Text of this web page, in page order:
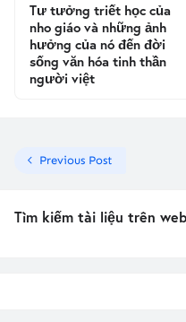
Tư tưởng triết học của
nho giáo và những ảnh
hưởng của nó đến đời
sống văn hóa tinh thần
người việt
Previous Post
Tìm kiếm tài liệu trên